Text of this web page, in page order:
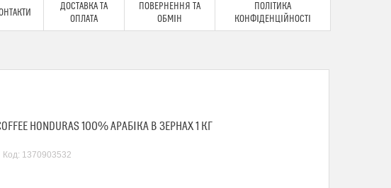
ДОСТАВКА ТА
ОПЛАТА
ПОВЕРНЕННЯ ТА
ОБМІН
ПОЛІТИКА
КОНФІДЕНЦІЙНОСТІ
HONDURAS 100% АРАБІКА В ЗЕРНАХ 1 КГ
Код: 1370903532